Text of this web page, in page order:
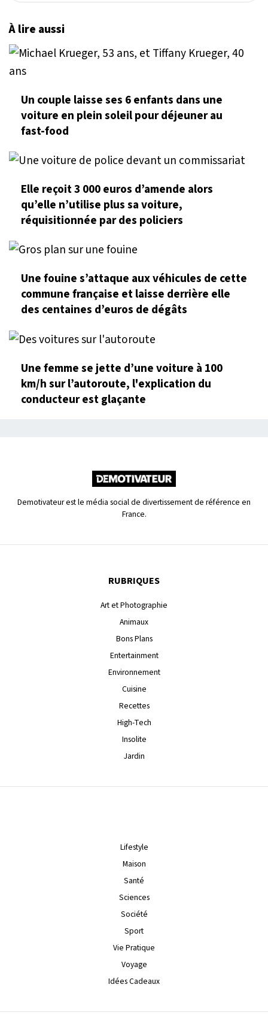
À lire aussi
Un couple laisse ses 6 enfants dans une
voiture en plein soleil pour déjeuner au
fast-food
Elle reçoit 3 000 euros d’amende alors
qu’elle n’utilise plus sa voiture,
réquisitionnée par des policiers
Une fouine s’attaque aux véhicules de cette
commune française et laisse derrière elle
des centaines d’euros de dégâts
Une femme se jette d’une voiture à 100
km/h sur l’autoroute, l'explication du
conducteur est glaçante
Demotivateur est le média social de divertissement de référence en
France.
RUBRIQUES
Art et Photographie
Animaux
Bons Plans
Entertainment
Environnement
Cuisine
Recettes
High-Tech
Insolite
Jardin
Lifestyle
Maison
Santé
Sciences
Société
Sport
Vie Pratique
Voyage
Idées Cadeaux